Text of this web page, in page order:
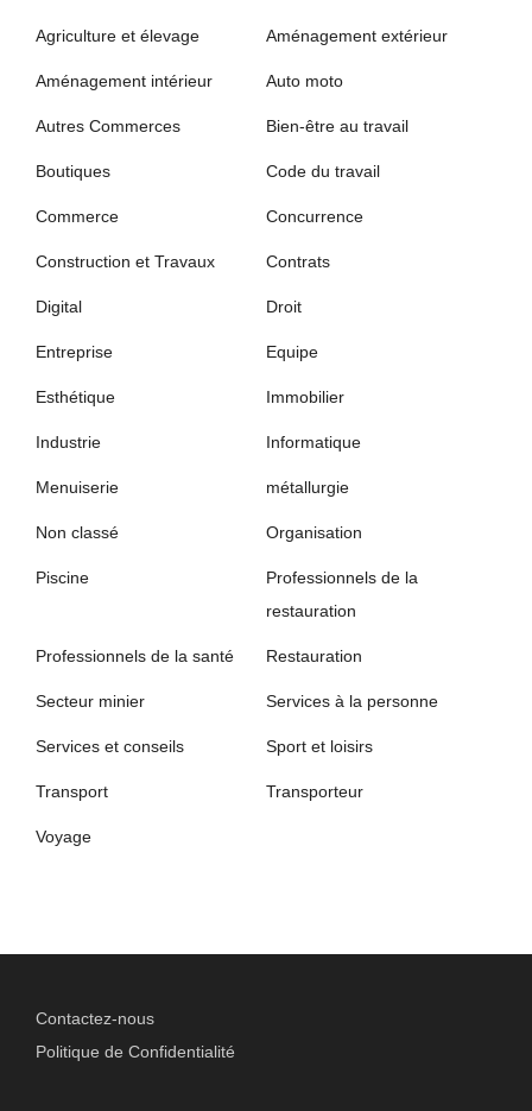
Agriculture et élevage Aménagement extérieur
Aménagement intérieur Auto moto
Autres Commerces Bien-être au travail
Boutiques Code du travail
Commerce Concurrence
Construction et Travaux Contrats
Digital Droit
Entreprise Equipe
Esthétique Immobilier
Industrie Informatique
Menuiserie métallurgie
Non classé Organisation
Piscine
Professionnels de la
restauration
Professionnels de la santé Restauration
Secteur minier Services à la personne
Services et conseils Sport et loisirs
Transport Transporteur
Voyage
Contactez-nous
Politique de Confidentialité